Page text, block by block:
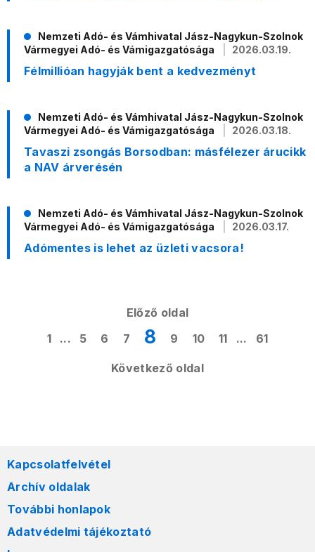
Nemzeti Adó- és Vámhivatal Jász-Nagykun-Szolnok
Vármegyei Adó- és Vámigazgatósága
2026.03.19.
Félmillióan hagyják bent a kedvezményt
Nemzeti Adó- és Vámhivatal Jász-Nagykun-Szolnok
Vármegyei Adó- és Vámigazgatósága
2026.03.18.
Tavaszi zsongás Borsodban: másfélezer árucikk
a NAV árverésén
Nemzeti Adó- és Vámhivatal Jász-Nagykun-Szolnok
Vármegyei Adó- és Vámigazgatósága
2026.03.17.
Adómentes is lehet az üzleti vacsora!
Előző oldal
1
... 5 6 7 8 9 10 11 ... 61
Következő oldal
Kapcsolatfelvétel
Archív oldalak
További honlapok
Adatvédelmi tájékoztató